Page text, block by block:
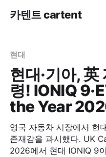
카텐트 cartent
현대
현대·기아, 英
령! IONIQ
the Year
영국 자동차 시장에서 현
존재감을 과시했다. UK
2026에서 현대 IONIQ 9